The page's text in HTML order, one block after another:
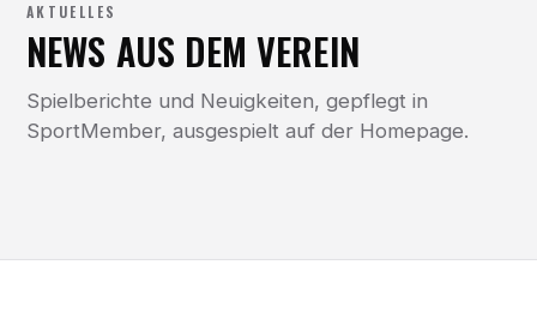
AKTUELLES
NEWS AUS DEM VEREIN
Spielberichte und Neuigkeiten, gepflegt in
SportMember, ausgespielt auf der Homepage.